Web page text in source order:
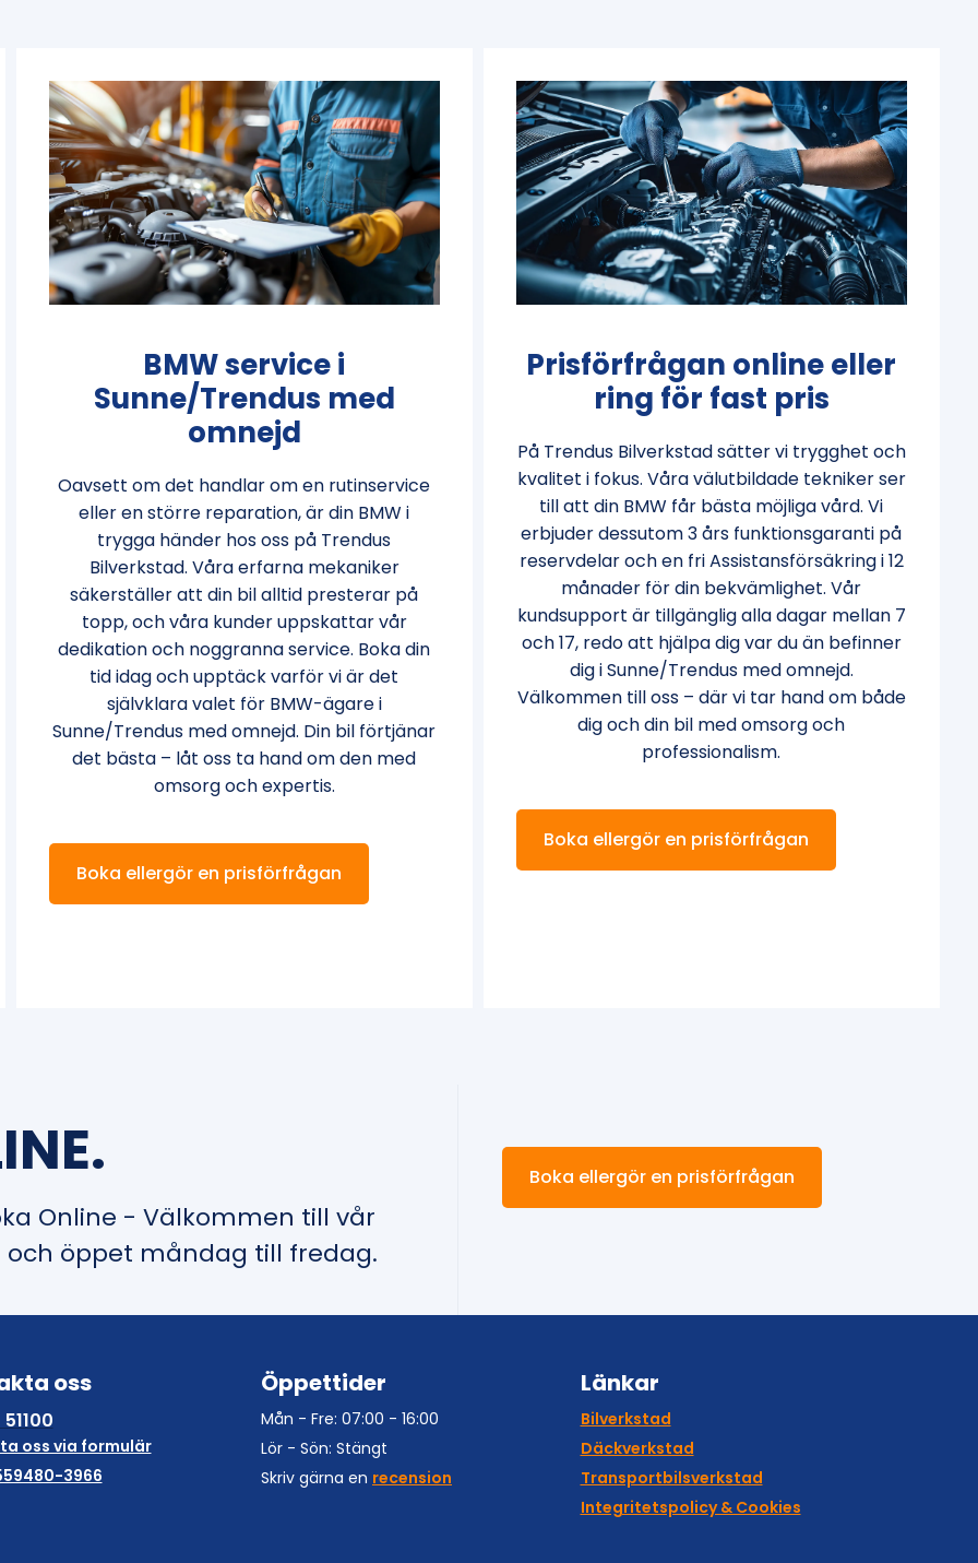
BMW service i
Sunne/Trendus med
omnejd
Oavsett om det handlar om en rutinservice
eller en större reparation, är din BMW i
trygga händer hos oss på Trendus
Bilverkstad. Våra erfarna mekaniker
säkerställer att din bil alltid presterar på
topp, och våra kunder uppskattar vår
dedikation och noggranna service. Boka din
tid idag och upptäck varför vi är det
självklara valet för BMW-ägare i
Sunne/Trendus med omnejd. Din bil förtjänar
det bästa – låt oss ta hand om den med
omsorg och expertis.
Boka ellergör en prisförfrågan
Prisförfrågan online eller
ring för fast pris
På Trendus Bilverkstad sätter vi trygghet och
kvalitet i fokus. Våra välutbildade tekniker ser
till att din BMW får bästa möjliga vård. Vi
erbjuder dessutom 3 års funktionsgaranti på
reservdelar och en fri Assistansförsäkring i 12
månader för din bekvämlighet. Vår
kundsupport är tillgänglig alla dagar mellan 7
och 17, redo att hjälpa dig var du än befinner
dig i Sunne/Trendus med omnejd.
Välkommen till oss – där vi tar hand om både
dig och din bil med omsorg och
professionalism.
Boka ellergör en prisförfrågan
Online - Välkommen till vår
öppet måndag till fredag.
Boka ellergör en prisförfrågan
oss
oss via formulär
3966
Öppettider
Mån - Fre: 07:00 - 16:00
Lör - Sön: Stängt
Skriv gärna en recension
Länkar
Bilverkstad
Däckverkstad
Transportbilsverkstad
Integritetspolicy & Cookies